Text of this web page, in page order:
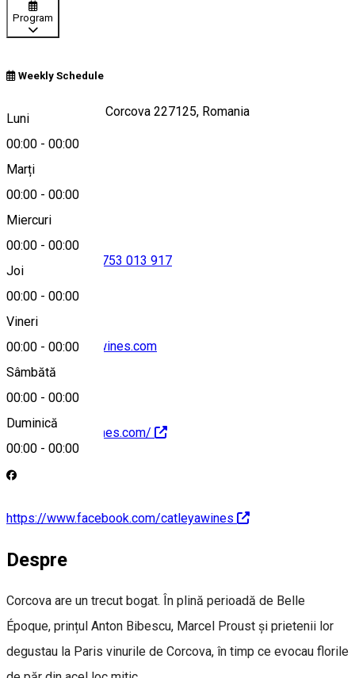
Program
Weekly Schedule
Luni
00:00 - 00:00
Marți
00:00 - 00:00
Miercuri
00:00 - 00:00
Joi
00:00 - 00:00
Vineri
00:00 - 00:00
Sâmbătă
00:00 - 00:00
Duminică
00:00 - 00:00
Strada Principala, Corcova 227125, Romania
Hartă
0753 013 917
contact@catleyawines.com
https://catleyawines.com/
https://www.facebook.com/catleyawines
Despre
Corcova are un trecut bogat. În plină perioadă de Belle
Époque, prințul Anton Bibescu, Marcel Proust și prietenii lor
degustau la Paris vinurile de Corcova, în timp ce evocau florile